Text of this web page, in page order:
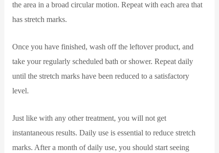
the area in a broad circular motion. Repeat with each area that
has stretch marks.
Once you have finished, wash off the leftover product, and
take your regularly scheduled bath or shower. Repeat daily
until the stretch marks have been reduced to a satisfactory
level.
Just like with any other treatment, you will not get
instantaneous results. Daily use is essential to reduce stretch
marks. After a month of daily use, you should start seeing